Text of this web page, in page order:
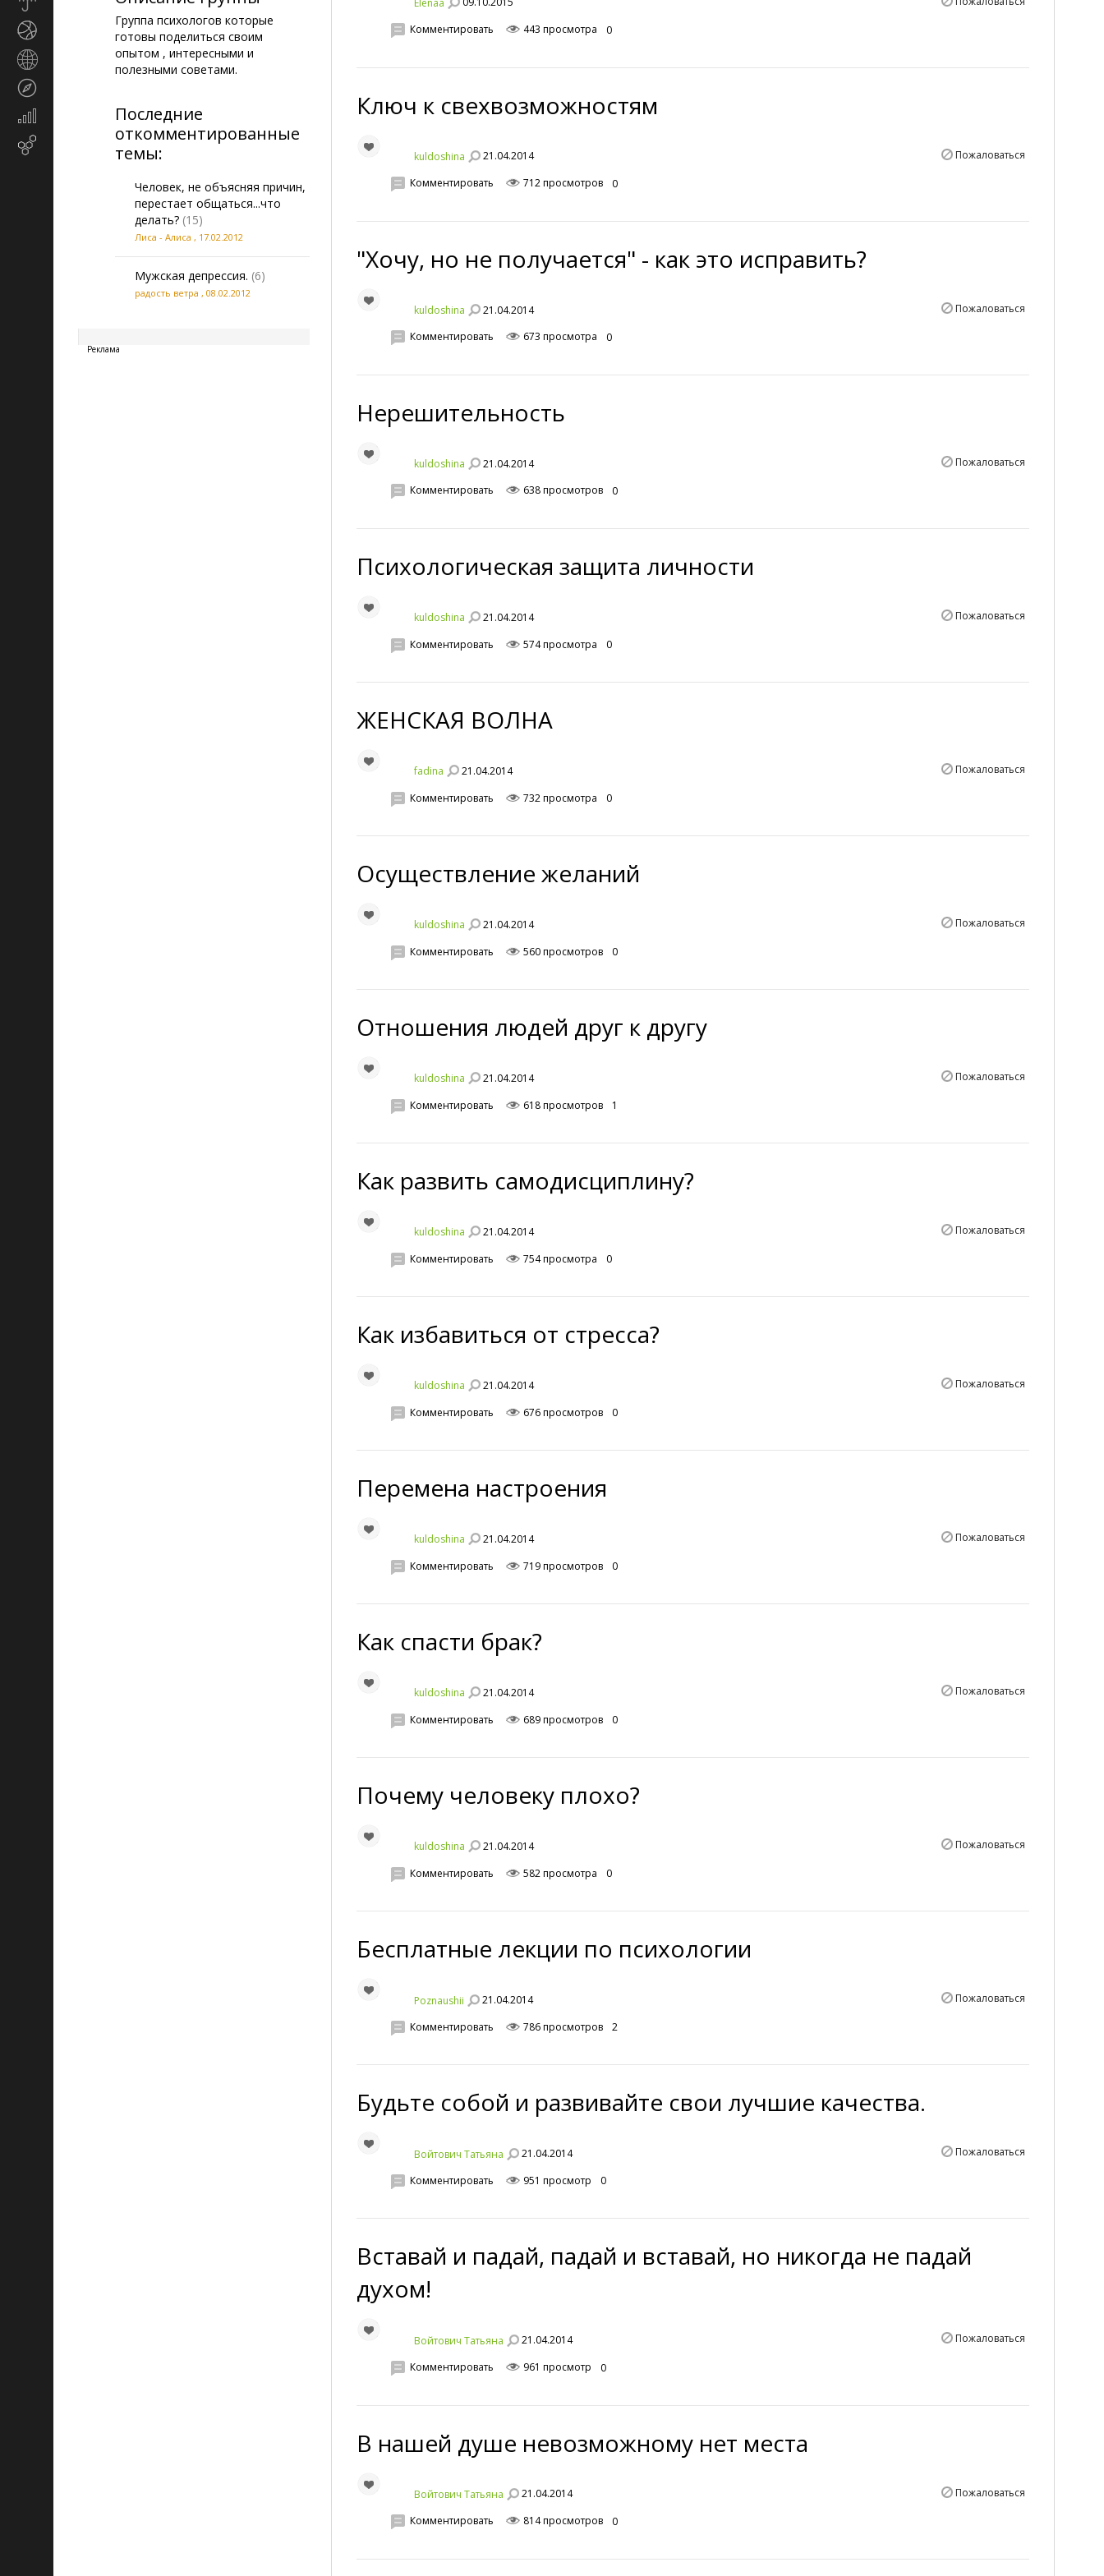
маркетинг
Группа психологов которые
готовы поделиться своим
опытом , интересными и
полезными советами.
Последние
откомментированные
темы:
Человек, не объясняя причин,
перестает общаться...что
делать? (15)
Лиса - Алисa , 17.02.2012
Мужская депрессия. (6)
радость ветра , 08.02.2012
Реклама
Комментировать 443 просмотра 0
Ключ к свехвозможностям
kuldoshina 21.04.2014 Пожаловаться
Комментировать 712 просмотров 0
"Хочу, но не получается" - как это исправить?
kuldoshina 21.04.2014 Пожаловаться
Комментировать 673 просмотра 0
Нерешительность
kuldoshina 21.04.2014 Пожаловаться
Комментировать 638 просмотров 0
Психологическая защита личности
kuldoshina 21.04.2014 Пожаловаться
Комментировать 574 просмотра 0
ЖЕНСКАЯ ВОЛНА
fadina 21.04.2014 Пожаловаться
Комментировать 732 просмотра 0
Осуществление желаний
kuldoshina 21.04.2014 Пожаловаться
Комментировать 560 просмотров 0
Отношения людей друг к другу
kuldoshina 21.04.2014 Пожаловаться
Комментировать 618 просмотров 1
Как развить самодисциплину?
kuldoshina 21.04.2014 Пожаловаться
Комментировать 754 просмотра 0
Как избавиться от стресса?
kuldoshina 21.04.2014 Пожаловаться
Комментировать 676 просмотров 0
Перемена настроения
kuldoshina 21.04.2014 Пожаловаться
Комментировать 719 просмотров 0
Как спасти брак?
kuldoshina 21.04.2014 Пожаловаться
Комментировать 689 просмотров 0
Почему человеку плохо?
kuldoshina 21.04.2014 Пожаловаться
Комментировать 582 просмотра 0
Бесплатные лекции по психологии
Poznaushii 21.04.2014 Пожаловаться
Комментировать 786 просмотров 2
Будьте собой и развивайте свои лучшие качества.
Войтович Татьяна 21.04.2014 Пожаловаться
Комментировать 951 просмотр 0
Вставай и падай, падай и вставай, но никогда не падай
духом!
Войтович Татьяна 21.04.2014 Пожаловаться
Комментировать 961 просмотр 0
В нашей душе невозможному нет места
Войтович Татьяна 21.04.2014 Пожаловаться
Комментировать 814 просмотров 0